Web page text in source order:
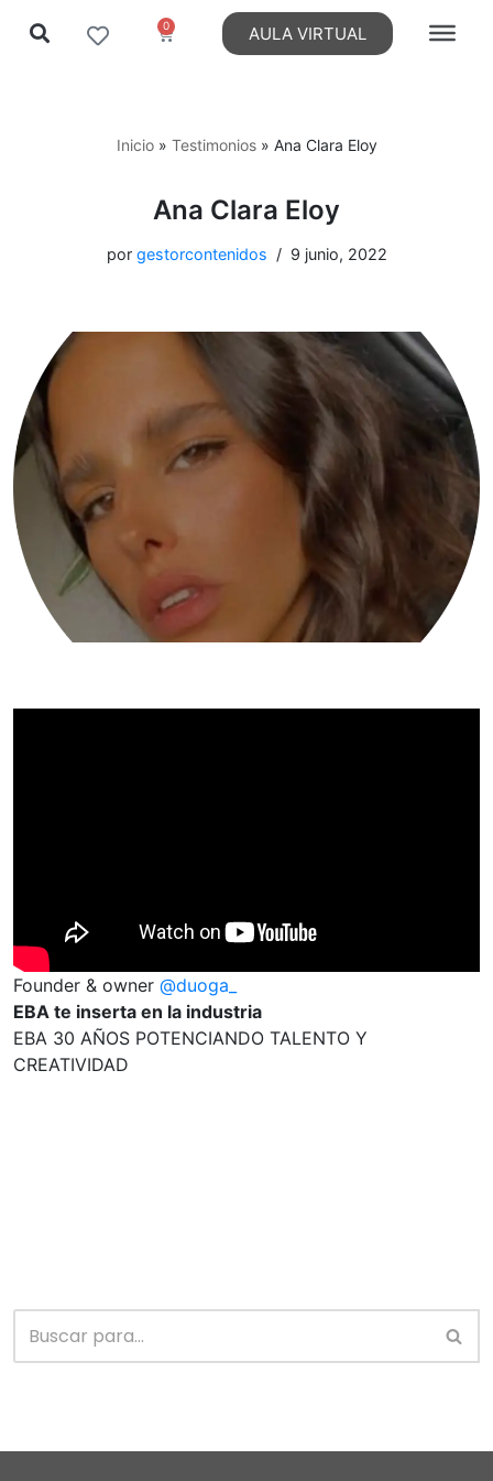
0 AULA VIRTUAL
Inicio» Testimonios» Ana Clara Eloy
Ana Clara Eloy
por gestorcontenidos 9 junio, 2022
Founder & owner @duoga_
EBA te inserta en la industria
EBA 30 AÑOS POTENCIANDO TALENTO Y
CREATIVIDAD